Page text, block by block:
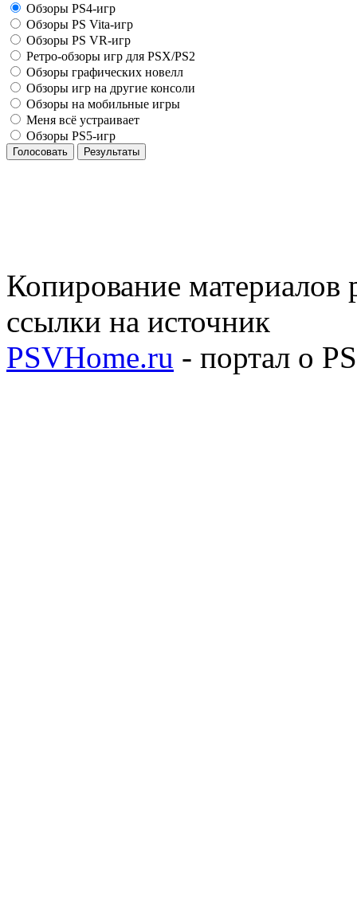
Обзоры PS4-игр
Обзоры PS Vita-игр
Обзоры PS VR-игр
Ретро-обзоры игр для PSX/PS2
Обзоры графических новелл
Обзоры игр на другие консоли
Обзоры на мобильные игры
Меня всё устраивает
Обзоры PS5-игр
Голосовать Результаты
Копирование материалов
ссылки на источник
PSVHome.ru - портал о